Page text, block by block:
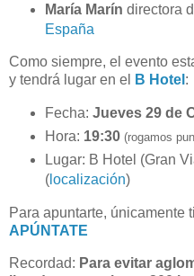
María Marín directora
España
Como siempre, el evento
y tendrá lugar en el
B Hotel :
Fecha: Jueves29 de
Hora: 19:30 (rogamos
Lugar: B Hotel (Gran
(localización)
Para apuntarte, únicamente
APÚNTATE
Recordad: Para evitar